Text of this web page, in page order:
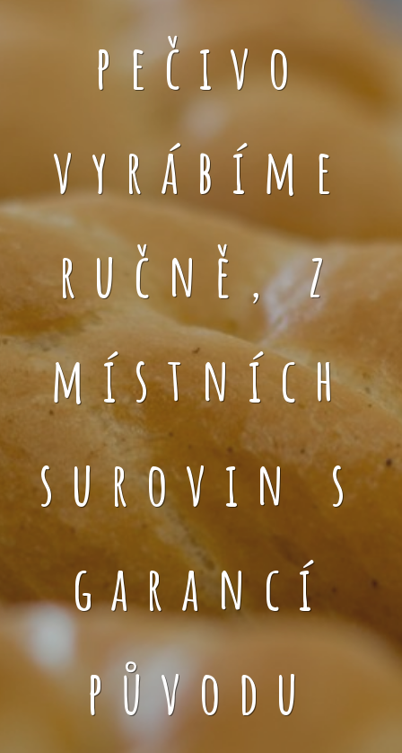
pečivo
vyrábíme
ručně, z
místních
surovin s
garancí
původu